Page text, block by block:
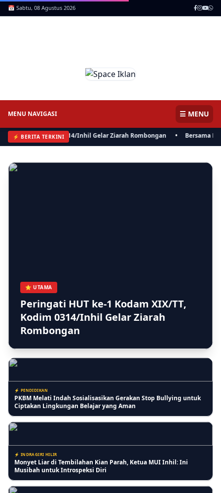
📅 Sabtu, 08 Agustus 2026
MENU NAVIGASI ☰ MENU
⚡ BERITA TERKINI
TT, Kodim 0314/Inhil Gelar Ziarah Rombongan• Bersama Bisa,
⭐ UTAMA
Peringati HUT ke-1 Kodam XIX/TT,
Kodim 0314/Inhil Gelar Ziarah
Rombongan
Kasi Lantaskim Imigrasi Tembilahan Akui Harusnya tidak seperti
⚡ PENDIDIKAN
PKBM Melati Indah Sosialisasikan Gerakan Stop Bullying untuk
Ciptakan Lingkungan Belajar yang Aman
⚡ INDRAGIRI HILIR
Monyet Liar di Tembilahan Kian Parah, Ketua MUI Inhil: Ini
Musibah untuk Introspeksi Diri